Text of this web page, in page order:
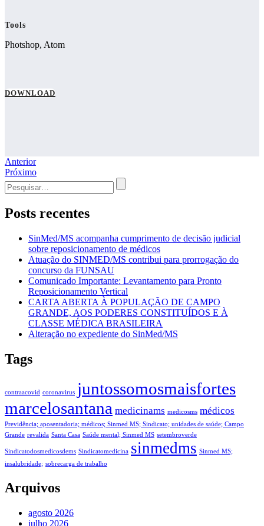
Tools
Photshop, Atom
DOWNLOAD
Navegação
de
Post
Anterior
Próximo
Procurar
por:
Posts recentes
SinMed/MS acompanha cumprimento de decisão judicial
sobre reposicionamento de médicos
Atuação do SINMED/MS contribui para prorrogação do
concurso da FUNSAU
Comunicado Importante: Levantamento para Pronto
Reposicionamento Vertical
CARTA ABERTA À POPULAÇÃO DE CAMPO
GRANDE, AOS PODERES CONSTITUÍDOS E À
CLASSE MÉDICA BRASILEIRA
Alteração no expediente do SinMed/MS
Tags
contraacovid coronavirus juntossomosmaisfortes
marcelosantana medicinams medicosms médicos
Previdência; aposentadoria; médicos; Sinmed MS; Sindicato; unidades de saúde; Campo
Grande revalida Santa Casa Saúde mental; Sinmed MS setembroverde
Sindicatodosmedicosdems Sindicatomedicina sinmedms Sinmed MS;
insalubridade; sobrecarga de trabalho
Arquivos
agosto 2026
julho 2026